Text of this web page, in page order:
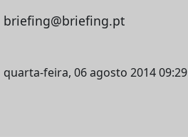
briefing@briefing.pt
quarta-feira, 06 agosto 2014 09:29